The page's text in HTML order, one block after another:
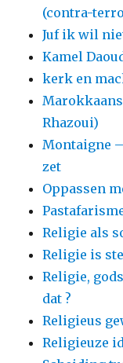
(contra-
Juf ik wil
Kamel
kerk en
Rhazoui)
Montaigne
zet
Oppassen
Religie als
Religie is
Religie,
dat ?
Religieus
Religieuze